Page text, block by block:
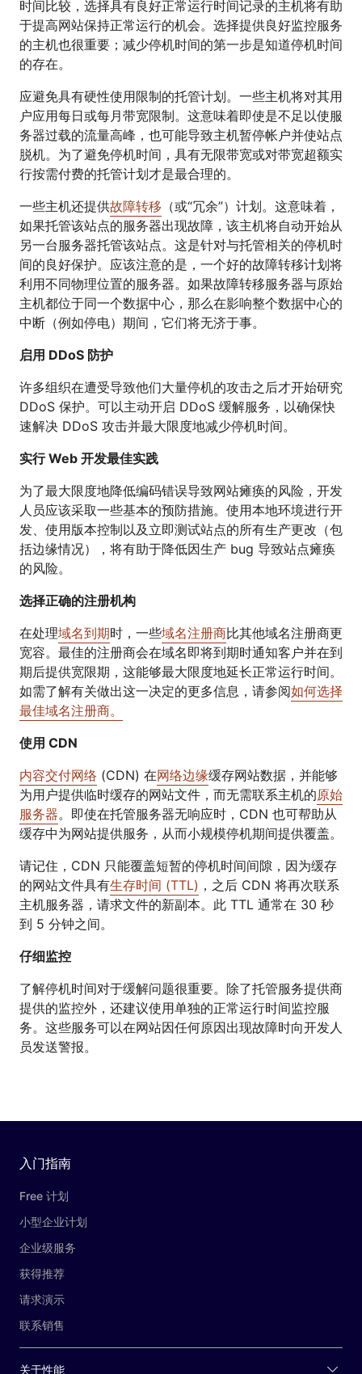
时间比较，选择具有良好正常运行时间记录的主机将有助
于提高网站保持正常运行的机会。选择提供良好监控服务
的主机也很重要；减少停机时间的第一步是知道停机时间
的存在。
应避免具有硬性使用限制的托管计划。一些主机将对其用
户应用每日或每月带宽限制。这意味着即使是不足以使服
务器过载的流量高峰，也可能导致主机暂停帐户并使站点
脱机。为了避免停机时间，具有无限带宽或对带宽超额实
行按需付费的托管计划才是最合理的。
一些主机还提供故障转移 （或“冗余”）计划。这意味着，
如果托管该站点的服务器出现故障，该主机将自动开始从
另一台服务器托管该站点。这是针对与托管相关的停机时
间的良好保护。应该注意的是，一个好的故障转移计划将
利用不同物理位置的服务器。如果故障转移服务器与原始
主机都位于同一个数据中心，那么在影响整个数据中心的
中断（例如停电）期间，它们将无济于事。
启用 DDoS 防护
许多组织在遭受导致他们大量停机的攻击之后才开始研究
DDoS 保护。可以主动开启 DDoS 缓解服务，以确保快
速解决 DDoS 攻击并最大限度地减少停机时间。
实行 Web 开发最佳实践
为了最大限度地降低编码错误导致网站瘫痪的风险，开发
人员应该采取一些基本的预防措施。使用本地环境进行开
发、使用版本控制以及立即测试站点的所有生产更改（包
括边缘情况），将有助于降低因生产 bug 导致站点瘫痪
的风险。
选择正确的注册机构
在处理域名到期时，一些域名注册商比其他域名注册商更
宽容。最佳的注册商会在域名即将到期时通知客户并在到
期后提供宽限期，这能够最大限度地延长正常运行时间。
如需了解有关做出这一决定的更多信息，请参阅如何选择
最佳域名注册商。
使用 CDN
内容交付网络 (CDN) 在网络边缘缓存网站数据，并能够
为用户提供临时缓存的网站文件，而无需联系主机的原始
服务器。即使在托管服务器无响应时，CDN 也可帮助从
缓存中为网站提供服务，从而小规模停机期间提供覆盖。
请记住，CDN 只能覆盖短暂的停机时间间隙，因为缓存
的网站文件具有生存时间 (TTL) ，之后 CDN 将再次联系
主机服务器，请求文件的新副本。此 TTL 通常在 30 秒
到 5 分钟之间。
仔细监控
了解停机时间对于缓解问题很重要。除了托管服务提供商
提供的监控外，还建议使用单独的正常运行时间监控服
务。这些服务可以在网站因任何原因出现故障时向开发人
员发送警报。
入门指南
Free 计划
小型企业计划
企业级服务
获得推荐
请求演示
联系销售
关于性能